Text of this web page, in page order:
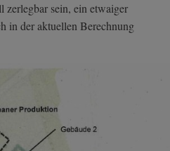
zerlegbar sein, ein etwaiger
in der aktuellen Berechnung